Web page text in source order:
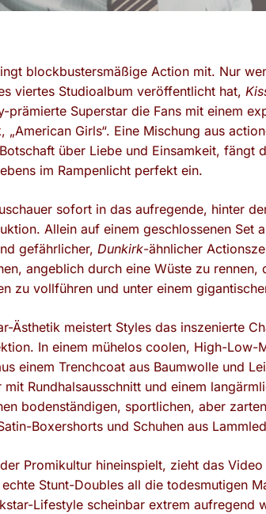
blockbustersmäßige Action mit. Nur
viertes Studioalbum veröffentlicht hat,
prämierte Superstar die Fans mit einem
„American Girls“. Eine Mischung aus
über Liebe und Einsamkeit, fängt
im Rampenlicht perfekt ein.
sofort in das aufregende, hinter
Allein auf einem geschlossenen Set
gefährlicher, Dunkirk-ähnlicher
angeblich durch eine Wüste zu rennen,
zu vollführen und unter einem
Ästhetik meistert Styles das inszenierte
In einem mühelos coolen, High-Low-
einem Trenchcoat aus Baumwolle und
Rundhalsausschnitt und einem
bodenständigen, sportlichen, aber
Boxershorts und Schuhen aus
Promikultur hineinspielt, zieht das
Stunt-Doubles all die todesmutigen
Lifestyle scheinbar extrem aufregend